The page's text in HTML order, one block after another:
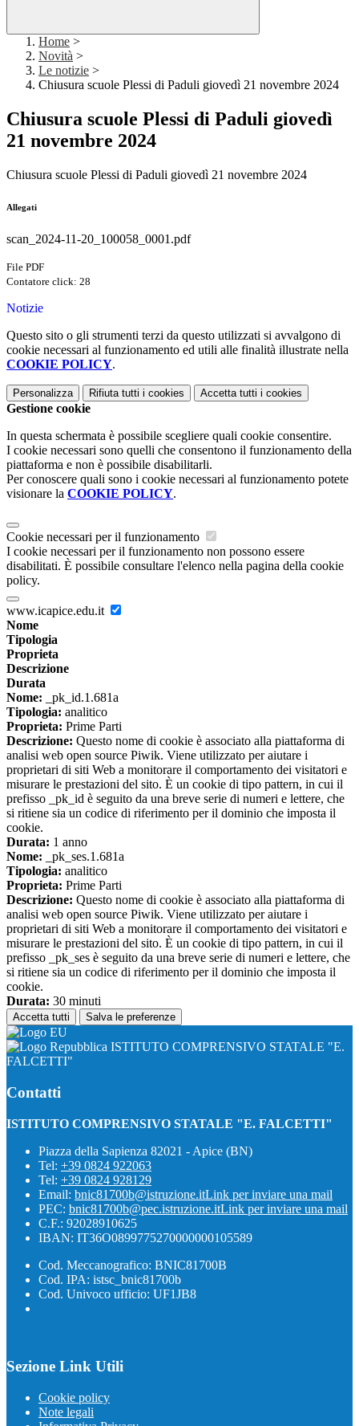
Home >
Novità >
Le notizie >
Chiusura scuole Plessi di Paduli giovedì 21 novembre 2024
Chiusura scuole Plessi di Paduli giovedì
21 novembre 2024
Chiusura scuole Plessi di Paduli giovedì 21 novembre 2024
Allegati
scan_2024-11-20_100058_0001.pdf
File PDF
Contatore click: 28
Notizie
Questo sito o gli strumenti terzi da questo utilizzati si avvalgono di
cookie necessari al funzionamento ed utili alle finalità illustrate nella
COOKIE POLICY.
Personalizza Rifiuta tutti i cookies Accetta tutti i cookies
Gestione cookie
In questa schermata è possibile scegliere quali cookie consentire.
I cookie necessari sono quelli che consentono il funzionamento della
piattaforma e non è possibile disabilitarli.
Per conoscere quali sono i cookie necessari al funzionamento potete
visionare la COOKIE POLICY.
Cookie necessari per il funzionamento
I cookie necessari per il funzionamento non possono essere
disabilitati. È possibile consultare l'elenco nella pagina della cookie
policy.
www.icapice.edu.it
Nome
Tipologia
Proprieta
Descrizione
Durata
Nome: _pk_id.1.681a
Tipologia: analitico
Proprieta: Prime Parti
Descrizione: Questo nome di cookie è associato alla piattaforma di
analisi web open source Piwik. Viene utilizzato per aiutare i
proprietari di siti Web a monitorare il comportamento dei visitatori e
misurare le prestazioni del sito. È un cookie di tipo pattern, in cui il
prefisso _pk_id è seguito da una breve serie di numeri e lettere, che
si ritiene sia un codice di riferimento per il dominio che imposta il
cookie.
Durata: 1 anno
Nome: _pk_ses.1.681a
Tipologia: analitico
Proprieta: Prime Parti
Descrizione: Questo nome di cookie è associato alla piattaforma di
analisi web open source Piwik. Viene utilizzato per aiutare i
proprietari di siti Web a monitorare il comportamento dei visitatori e
misurare le prestazioni del sito. È un cookie di tipo pattern, in cui il
prefisso _pk_ses è seguito da una breve serie di numeri e lettere, che
si ritiene sia un codice di riferimento per il dominio che imposta il
cookie.
Durata: 30 minuti
Accetta tutti Salva le preferenze
ISTITUTO COMPRENSIVO STATALE "E.
FALCETTI"
Contatti
ISTITUTO COMPRENSIVO STATALE "E. FALCETTI"
Piazza della Sapienza 82021 - Apice (BN)
Tel: +39 0824 922063
Tel: +39 0824 928129
Email: bnic81700b@istruzione.itLink per inviare una mail
PEC: bnic81700b@pec.istruzione.itLink per inviare una mail
C.F.: 92028910625
IBAN: IT36O0899775270000000105589
Cod. Meccanografico: BNIC81700B
Cod. IPA: istsc_bnic81700b
Cod. Univoco ufficio: UF1JB8
Sezione Link Utili
Cookie policy
Note legali